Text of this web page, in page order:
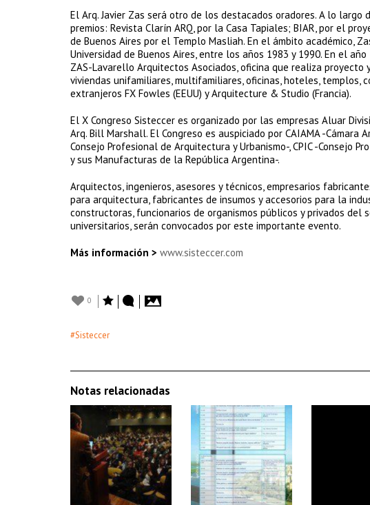
El Arq. Javier Zas será otro de los destacados oradores. A lo
premios: Revista Clarín ARQ, por la Casa Tapiales; BIAR, por el
de Buenos Aires por el Templo Masliah. En el ámbito académico,
Universidad de Buenos Aires, entre los años 1983 y 1990. En el
ZAS-Lavarello Arquitectos Asociados, oficina que realiza proyecto
viviendas unifamiliares, multifamiliares, oficinas, hoteles, templos,
extranjeros FX Fowles (EEUU) y Arquitecture & Studio (Francia).
El X Congreso Sisteccer es organizado por las empresas Aluar
Arq. Bill Marshall. El Congreso es auspiciado por CAIAMA -
Consejo Profesional de Arquitectura y Urbanismo-, CPIC -Consejo
y sus Manufacturas de la República Argentina-.
Arquitectos, ingenieros, asesores y técnicos, empresarios
para arquitectura, fabricantes de insumos y accesorios para la
constructoras, funcionarios de organismos públicos y privados
universitarios, serán convocados por este importante evento.
Más información > www.sisteccer.com
0
#Sisteccer
Notas relacionadas